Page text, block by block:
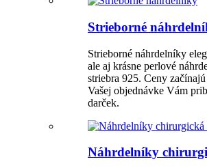
Strieborné
Strieborné náhrdelníky
ale aj krásne perlové
striebra 925. Ceny
Vašej objednávke Vám
darček.
Náhrdelníky